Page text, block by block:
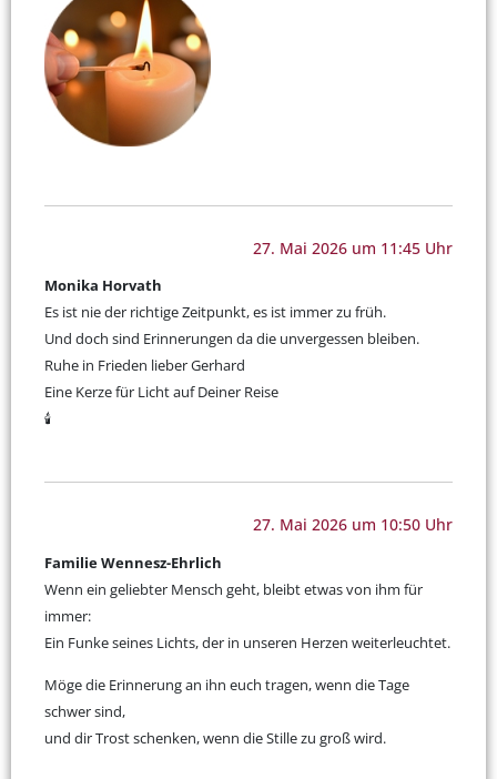
27. Mai 2026 um 11:45 Uhr
Monika Horvath
Es ist nie der richtige Zeitpunkt, es ist immer zu früh.
Und doch sind Erinnerungen da die unvergessen bleiben.
Ruhe in Frieden lieber Gerhard
Eine Kerze für Licht auf Deiner Reise
🕯️
27. Mai 2026 um 10:50 Uhr
Familie Wennesz-Ehrlich
Wenn ein geliebter Mensch geht, bleibt etwas von ihm für
immer:
Ein Funke seines Lichts, der in unseren Herzen weiterleuchtet.
Möge die Erinnerung an ihn euch tragen, wenn die Tage
schwer sind,
und dir Trost schenken, wenn die Stille zu groß wird.